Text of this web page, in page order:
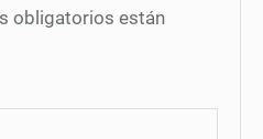
obligatorios están